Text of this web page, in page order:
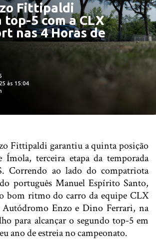
Fittipaldi
5 com a CLX
nas 4 Horas de
às 15:04
Fittipaldi garantiu a quinta posição
Ímola, terceira etapa da temporada
Correndo ao lado do compatriota
português Manuel Espírito Santo,
bom ritmo do carro da equipe CLX
Enzo e Dino Ferrari, na
para alcançar o segundo top-5 em
ano de estreia no campeonato.